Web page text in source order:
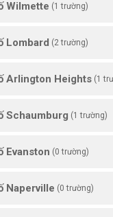
Wilmette (1 trường)
Lombard (2 trường)
Arlington Heights (1
Schaumburg (1 trường)
Evanston (0 trường)
Naperville (0 trường)